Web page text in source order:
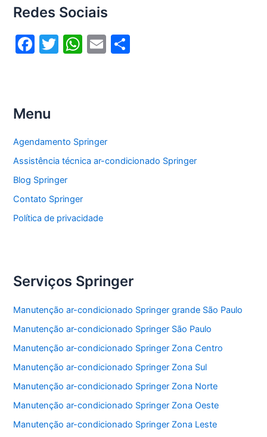
Redes Sociais
F
b
o
o
k
T
W
p
p
E
Menu
Agendamento Springer
Assistência técnica ar-condicionado Springer
Blog Springer
Contato Springer
Política de privacidade
Serviços Springer
Manutenção ar-condicionado Springer grande São Paulo
Manutenção ar-condicionado Springer São Paulo
Manutenção ar-condicionado Springer Zona Centro
Manutenção ar-condicionado Springer Zona Sul
Manutenção ar-condicionado Springer Zona Norte
Manutenção ar-condicionado Springer Zona Oeste
Manutenção ar-condicionado Springer Zona Leste